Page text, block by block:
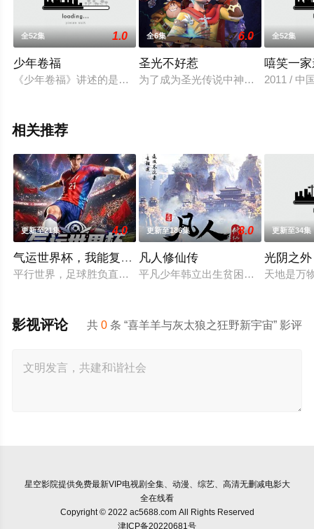
全52集 1.0
少年卷福
《少年卷福》讲述的是四位勇敢正义的高中生与一个邪恶人物
全6集 6.0
圣光不好惹
为了成为圣光传说中神一般的男人，
全52集
嘻笑一
2011 / 中
相关推荐
更新至21集 4.0
气运世界杯，我能复制所有球星技能
平行世界，足球胜负直接绑定国运。Z国连年战败，国运衰微，
更新至186集 8.0
凡人修仙传
平凡少年韩立出生贫困，为了让家人
更新至34集
光阴之外
天地是万
共0 条 “喜羊羊与灰太狼之狂野新宇宙” 影评
影视评论
星空影院提供免费最新VIP电视剧全集、动漫、综艺、高清无删减电影大
全在线看
Copyright © 2022 ac5688.com All Rights Reserved
津ICP备20220681号